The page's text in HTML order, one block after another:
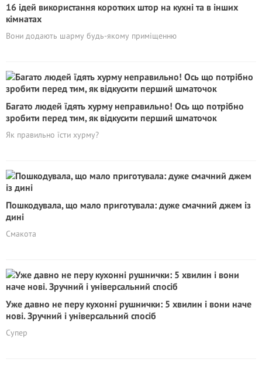
16 ідей використання коротких штор на кухні та в інших
кімнатах
Вони додають шарму будь-якому приміщенню
Багато людей їдять хурму неправильно! Ось що потрібно
зробити перед тим, як відкусити перший шматочок
Як правильно їсти хурму?
Пошкодувала, що мало приготувала: дуже смачний джем із
дині
Смакота
Уже давно не перу кухонні рушнички: 5 хвилин і вони наче
нові. Зручний і універсальний спосіб
Супер